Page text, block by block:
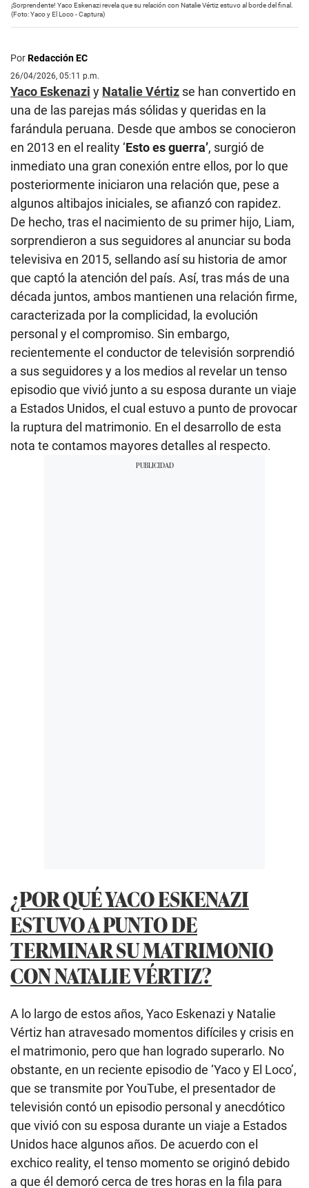
¡Sorprendente! Yaco Eskenazi revela que su relación con Natalie Vértiz estuvo al borde del final.
(Foto: Yaco y El Loco - Captura)
PorRedacción EC
26/04/2026, 05:11 p.m.
Yaco Eskenazi y Natalie Vértiz se han convertido en
una de las parejas más sólidas y queridas en la
farándula peruana. Desde que ambos se conocieron
en 2013 en el reality ‘Esto es guerra’, surgió de
inmediato una gran conexión entre ellos, por lo que
posteriormente iniciaron una relación que, pese a
algunos altibajos iniciales, se afianzó con rapidez.
De hecho, tras el nacimiento de su primer hijo, Liam,
sorprendieron a sus seguidores al anunciar su boda
televisiva en 2015, sellando así su historia de amor
que captó la atención del país. Así, tras más de una
década juntos, ambos mantienen una relación firme,
caracterizada por la complicidad, la evolución
personal y el compromiso. Sin embargo,
recientemente el conductor de televisión sorprendió
a sus seguidores y a los medios al revelar un tenso
episodio que vivió junto a su esposa durante un viaje
a Estados Unidos, el cual estuvo a punto de provocar
la ruptura del matrimonio. En el desarrollo de esta
nota te contamos mayores detalles al respecto.
¿POR QUÉ YACO ESKENAZI
ESTUVO A PUNTO DE
TERMINAR SU MATRIMONIO
CON NATALIE VÉRTIZ?
A lo largo de estos años, Yaco Eskenazi y Natalie
Vértiz han atravesado momentos difíciles y crisis en
el matrimonio, pero que han logrado superarlo. No
obstante, en un reciente episodio de ‘Yaco y El Loco’,
que se transmite por YouTube, el presentador de
televisión contó un episodio personal y anecdótico
que vivió con su esposa durante un viaje a Estados
Unidos hace algunos años. De acuerdo con el
exchico reality, el tenso momento se originó debido
a que él demoró cerca de tres horas en la fila para